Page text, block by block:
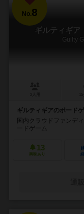
No.8
ギルティギア
Guilty
ギルティギアのボードゲ
国内クラウドファンデ
ードゲーム
13
興味あり